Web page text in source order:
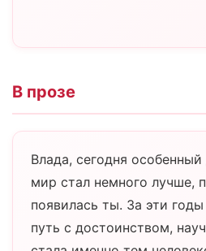
В прозе
Влада, сегодня
мир стал немного лучше,
появилась ты. За эти
путь с достоинством,